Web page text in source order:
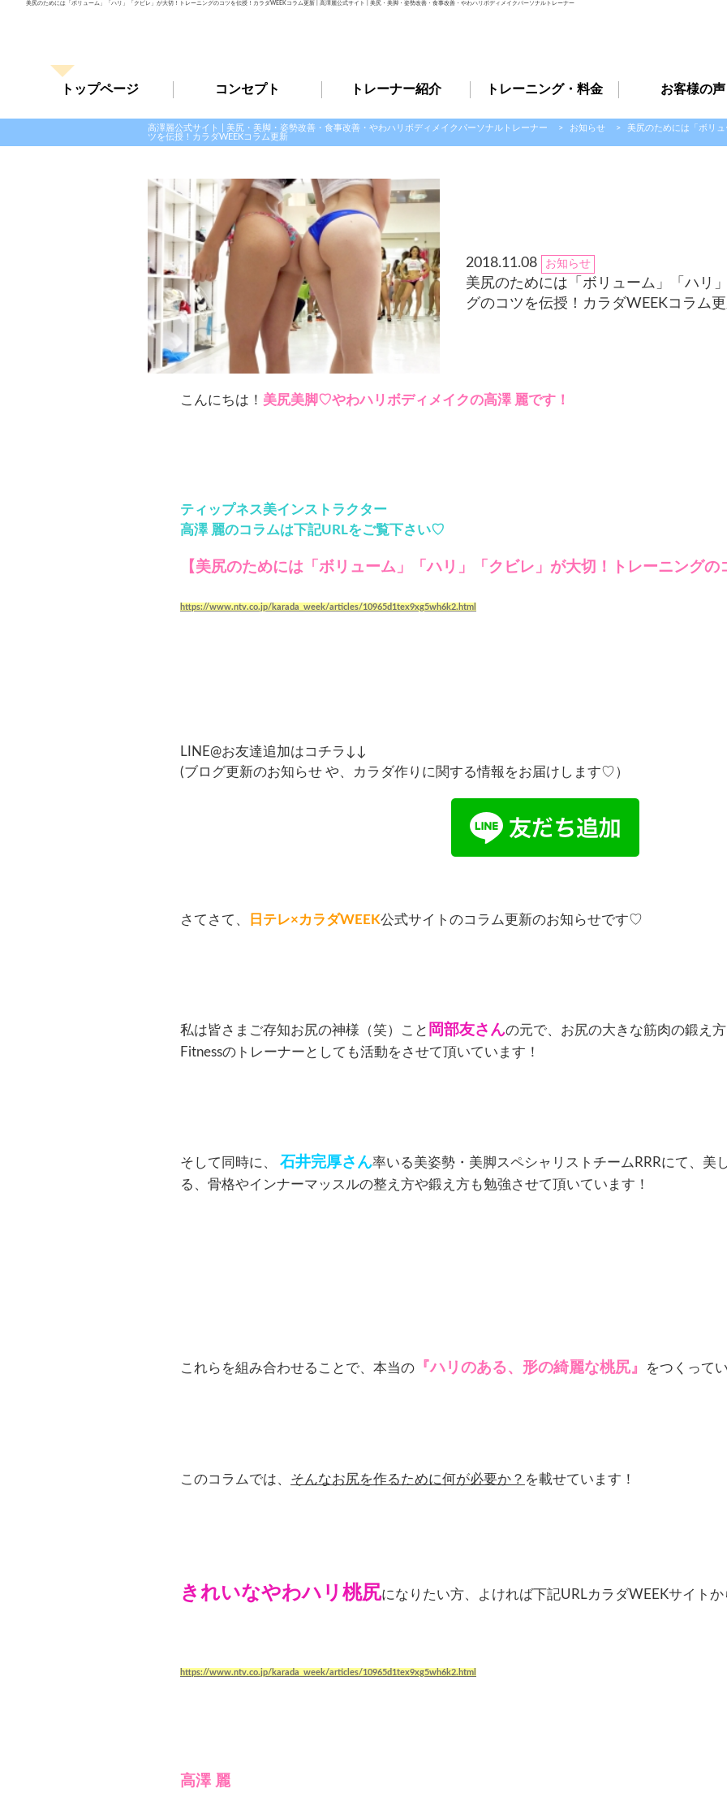
美尻のためには「ボリューム」「ハリ」「クビレ」が大切！トレーニングのコツを伝授！カラダWEEKコラム更新 | 高澤麗公式サイト | 美尻・美脚・姿勢改善・食事改善・やわハリボディメイクパーソナルトレーナー
トップページ コンセプト トレーナー紹介 トレーニング・料金 お客様の声
高澤麗公式サイト | 美尻・美脚・姿勢改善・食事改善・やわハリボディメイクパーソナルトレーナー > お知らせ >
美尻のためには「ボリ
ツを伝授！カラダWEEKコラム更新
2018.11.08 お知らせ
美尻のためには「ボリューム」「ハリ
グのコツを伝授！カラダWEEKコラム
こんにちは！ 美尻美脚♡やわハリボディメイクの高澤 麗です！
ティップネス美インストラクター
高澤 麗のコラムは下記URLをご覧下さい♡
【美尻のためには「ボリューム」「ハリ」「クビレ」が大切！トレーニングの
https://www.ntv.co.jp/karada_week/articles/10965d1tex9xg5wh6k2.html
LINE@お友達追加はコチラ↓↓
(ブログ更新のお知らせ や、カラダ作りに関する情報をお届けします♡）
さてさて、 日テレ×カラダWEEK公式サイトのコラム更新のお知らせです♡
私は皆さまご存知お尻の神様（笑）こと 岡部友さんの元で、お尻の大きな筋肉の鍛え
Fitnessのトレーナーとしても活動をさせて頂いています！
そして同時に、 石井完厚さん率いる美姿勢・美脚スペシャリストチーム RRRにて、美
る、骨格やインナーマッスルの整え方や鍛え方も勉強させて頂いています！
これらを組み合わせることで、本当の 『ハリのある、形の綺麗な桃尻』 をつくって
このコラムでは、 そんなお尻を作るために何が必要か？ を載せています！
きれいなやわハリ桃尻になりたい方、よければ下記URLカラダWEEKサイト
https://www.ntv.co.jp/karada_week/articles/10965d1tex9xg5wh6k2.html
高澤 麗